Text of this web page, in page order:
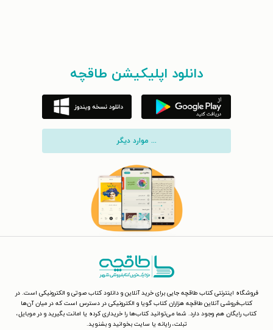
دانلود اپلیکیشن طاقچه
... موارد دیگر
فروشگاه اینترنتی کتاب طاقچه جایی برای خرید آنلاین و دانلود کتاب صوتی و الکترونیکی است. در
کتاب‌فروشی آنلاین طاقچه هزاران کتاب گویا و الکترونیکی در دسترس است که در میان آن‌ها
کتاب رایگان هم وجود دارد. شما می‌توانید کتاب‌ها را خریداری کرده یا امانت بگیرید و در موبایل،
تبلت، رایانه یا سایت بخوانید و بشنوید.